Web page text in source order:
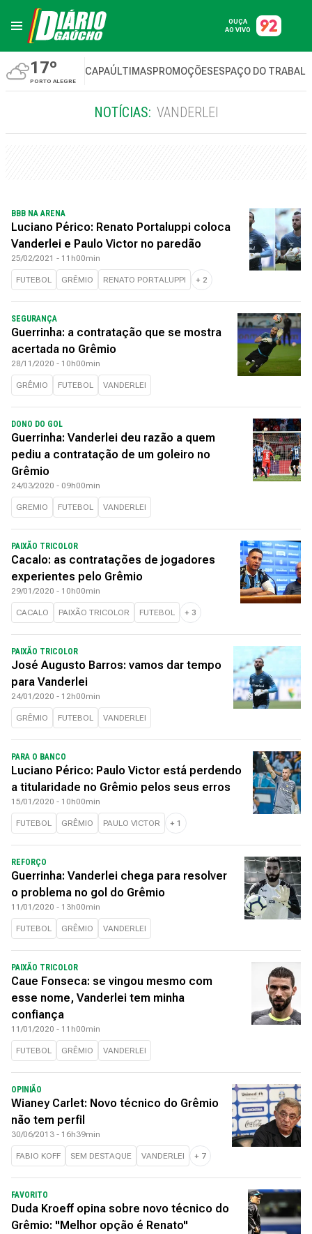
OUÇA
AO VIVO
17º
PORTO ALEGRE
CAPAÚLTIMASPROMOÇÕESESPAÇO DO
NOTÍCIAS: VANDERLEI
BBB NA ARENA
Luciano Périco: Renato Portaluppi coloca
Vanderlei e Paulo Victor no paredão
25/02/2021 - 11h00min
FUTEBOL GRÊMIO RENATO PORTALUPPI + 2
SEGURANÇA
Guerrinha: a contratação que se mostra
acertada no Grêmio
28/11/2020 - 10h00min
GRÊMIO FUTEBOL VANDERLEI
DONO DO GOL
Guerrinha: Vanderlei deu razão a quem
pediu a contratação de um goleiro no
Grêmio
24/03/2020 - 09h00min
GREMIO FUTEBOL VANDERLEI
PAIXÃO TRICOLOR
Cacalo: as contratações de jogadores
experientes pelo Grêmio
29/01/2020 - 10h00min
CACALO PAIXÃO TRICOLOR FUTEBOL + 3
PAIXÃO TRICOLOR
José Augusto Barros: vamos dar tempo
para Vanderlei
24/01/2020 - 12h00min
GRÊMIO FUTEBOL VANDERLEI
PARA O BANCO
Luciano Périco: Paulo Victor está perdendo
a titularidade no Grêmio pelos seus erros
15/01/2020 - 10h00min
FUTEBOL GRÊMIO PAULO VICTOR + 1
REFORÇO
Guerrinha: Vanderlei chega para resolver
o problema no gol do Grêmio
11/01/2020 - 13h00min
FUTEBOL GRÊMIO VANDERLEI
PAIXÃO TRICOLOR
Caue Fonseca: se vingou mesmo com
esse nome, Vanderlei tem minha
confiança
11/01/2020 - 11h00min
FUTEBOL GRÊMIO VANDERLEI
OPINIÃO
Wianey Carlet: Novo técnico do Grêmio
não tem perfil
30/06/2013 - 16h39min
FABIO KOFF SEM DESTAQUE VANDERLEI + 7
FAVORITO
Duda Kroeff opina sobre novo técnico do
Grêmio: "Melhor opção é Renato"